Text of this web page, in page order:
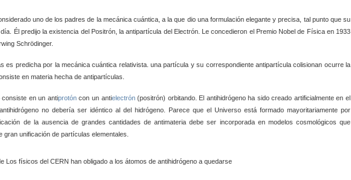
uno de los padres de la mecánica cuántica, a la que dio una formulación elegante y precisa, tal punto que su
Él predijo la existencia del Positrón, la antipartícula del Electrón. Le concedieron el Premio Nobel de Física en 1933
Schrödinger.
es predicha por la mecánica cuántica relativista.una partícula y su correspondiente antipartícula colisionan ocurre la
en materia hecha de antipartículas.
consiste en un antiprotóncon un antielectrón(positrón) orbitando. El antihidrógeno ha sido creado artificialmente en el
no debería ser idéntico al del hidrógeno. Parece que el Universo está formado mayoritariamente por
de la ausencia de grandes cantidades de antimateria debe ser incorporada en modelos cosmológicos que
unificación de partículas elementales.